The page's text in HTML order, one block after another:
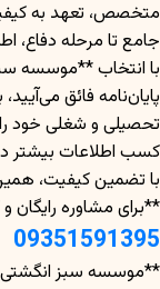
متخصص، تعهد به
جامع تا مرحله دفاع،
با انتخاب **موسسه
پایان‌نامه فائق
تحصیلی و شغلی خود
کسب اطلاعات بیشتر
با تضمین کیفیت،
**برای مشاوره
09351591395
**موسسه سبز